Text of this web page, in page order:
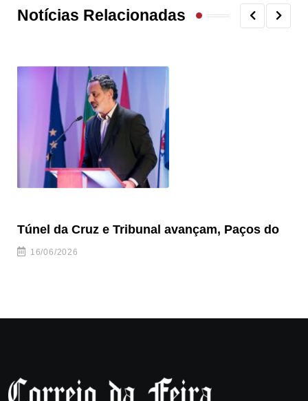
Notícias Relacionadas
Túnel da Cruz e Tribunal avançam, Paços do
16/06/2026